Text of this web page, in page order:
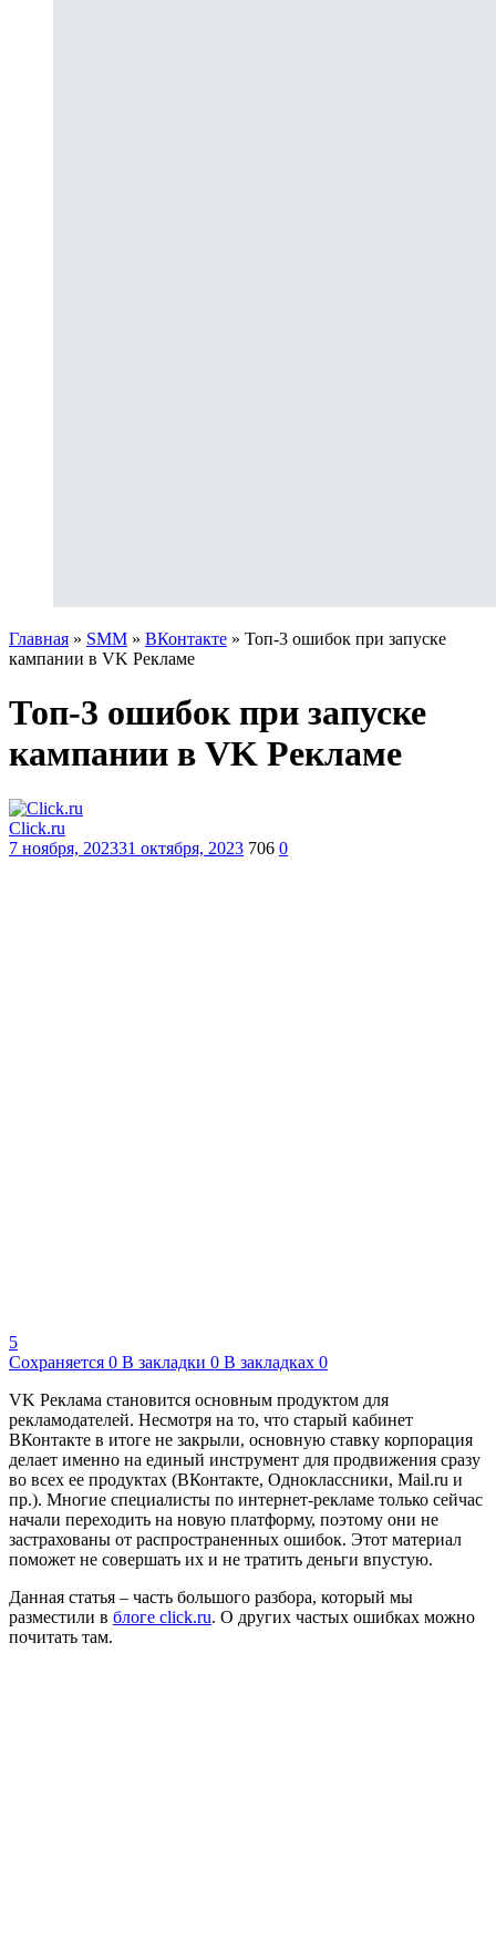
Главная » SMM » ВКонтакте » Топ-3 ошибок при запуске
кампании в VK Рекламе
Топ-3 ошибок при запуске
кампании в VK Рекламе
Click.ru
7 ноября, 202331 октября, 2023 706 0
5
Сохраняется 0 В закладки 0 В закладках 0
VK Реклама становится основным продуктом для
рекламодателей. Несмотря на то, что старый кабинет
ВКонтакте в итоге не закрыли, основную ставку корпорация
делает именно на единый инструмент для продвижения сразу
во всех ее продуктах (ВКонтакте, Одноклассники, Mail.ru и
пр.). Многие специалисты по интернет-рекламе только сейчас
начали переходить на новую платформу, поэтому они не
застрахованы от распространенных ошибок. Этот материал
поможет не совершать их и не тратить деньги впустую.
Данная статья – часть большого разбора, который мы
разместили в блоге click.ru. О других частых ошибках можно
почитать там.